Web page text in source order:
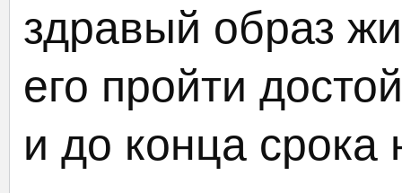
здравый образ
его пройти
и до конца срока